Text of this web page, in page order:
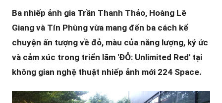
Ba nhiếp ảnh gia Trần Thanh Thảo, Hoàng Lê
Giang và Tín Phùng vừa mang đến ba cách kể
chuyện ấn tượng về đỏ, màu của năng lượng, ký ức
và cảm xúc trong triển lãm 'ĐỎ: Unlimited Red' tại
không gian nghệ thuật nhiếp ảnh mới 224 Space.